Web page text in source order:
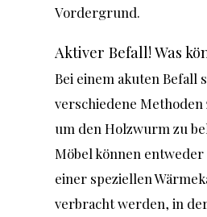
Vordergrund.
Aktiver Befall! Was
Bei einem akuten Befall
verschiedene
um den Holzwurm zu
Möbel können entweder
einer speziellen
verbracht werden, in